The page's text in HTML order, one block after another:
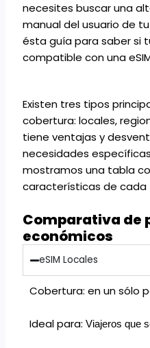
necesites buscar una
manual del usuario de
ésta guíapara saber si
compatible con una
Existen tres tipos
cobertura:locales,
tiene ventajas y
necesidades
mostramos una tabla
características de cada
Comparativa de
económicos
eSIM Locales
Cobertura: en un sólo
Ideal para:Viajeros que